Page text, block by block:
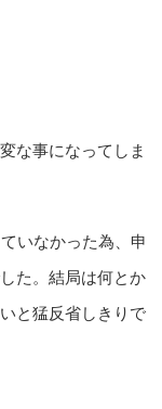
な事になってしま
いなかった為、申
た。結局は何とか
と猛反省しきりで